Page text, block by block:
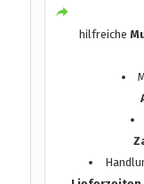
hilfreiche